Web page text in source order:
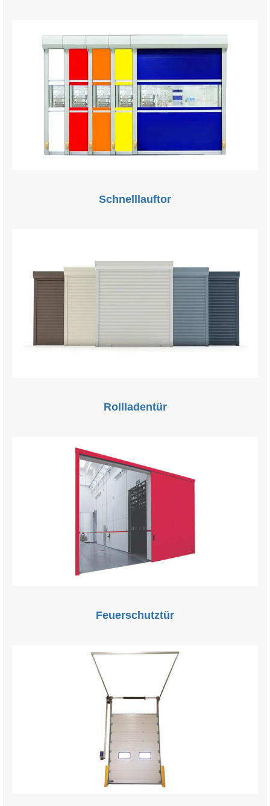
Schnelllauftor
Rollladentür
Feuerschutztür